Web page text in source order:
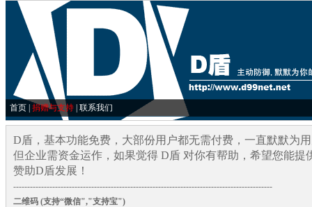
首页 捐赠与支持 联系我们
D盾，基本功能免费，大部份用户都无需付费，一直默默为
但企业需资金运作，如果觉得 D盾 对你有帮助，希望您能提
赞助D盾发展！
---------------------------------------------------------------------------------------------
二维码 (支持“微信","支持宝")